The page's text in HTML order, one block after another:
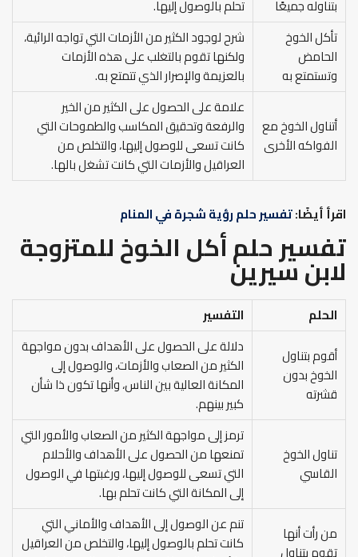
بتناوله جميعًا
تحلم بالوصول إليها.
تأكل الخوخ
الحامض
وتستمتع به
شرح لوجود الكثير من الأزمات التي تواجه الرائية،
ولكنها تقوم بالتغلب على هذه الأزمات
بالعزيمة والإصرار الذي تتمتع به.
أتناول الخوخ مع
الفواكه الأخرى
علامة على الحصول على الكثير من الخير
والرفعة وتحقيق المكاسب والطموحات التي
كانت تسعى للوصول إليها، والتخلص من
العراقيل والأزمات التي كانت تشغل بالها.
اقرأ أيضًا:تفسير حلم رؤية شجرة في المنام
تفسير حلم أكل الخوخ للمتزوجة
لابن سيرين
الحلم
التفسير
أقوم بتناول
الخوخ بدون
قشرته
دلالة على الحصول على الأهداف بدون مواجهة
الكثير من الصعاب والأزمات، والوصول إلى
المكانة العالية بين الناس، وأنها تكون ذا شأن
كبير بينهم.
تناول الخوخ
القاسي
ترمز إلى مواجهة الكثير من الصعاب والأمور التي
تمنعها من الحصول على الأهداف والأحلام
التي تسعى للوصول إليها، ورغبتها في الوصول
إلى المكانة التي كانت تحلم بها.
من رأت أنها
تنم عن الوصول إلى الأهداف والأماني التي
كانت تحلم بالوصول إليها، والتخلص من العراقيل